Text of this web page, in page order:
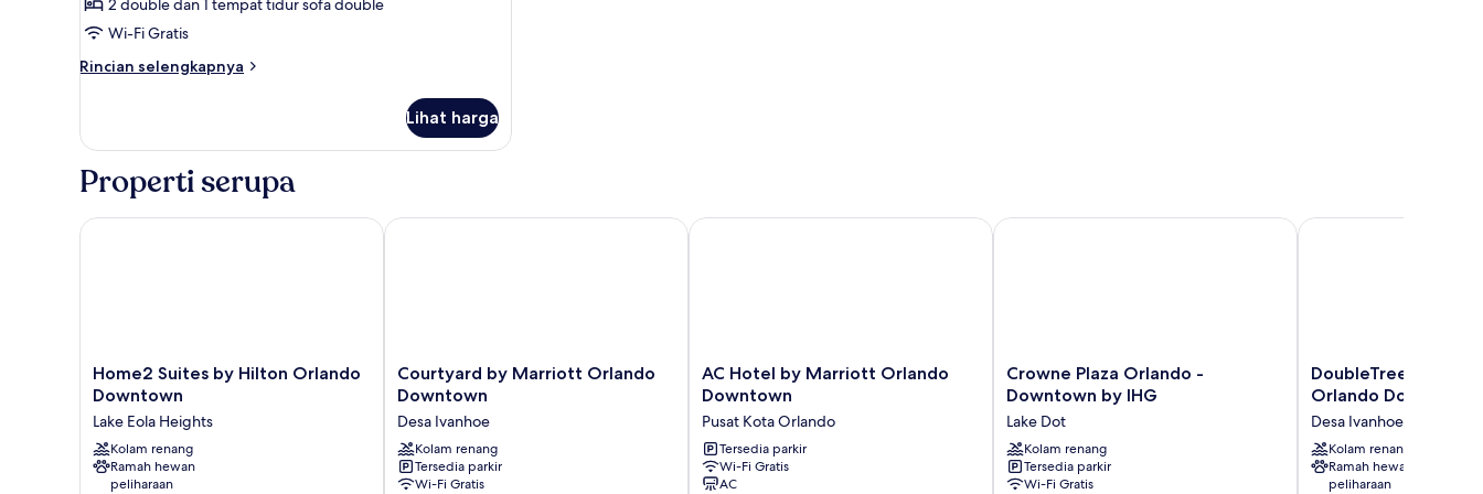
Tempat
Tidur
Double
Tempat
Tidur
Sofa
2 double dan 1 tempat tidur sofa double
Wi-Fi Gratis
Rincian selengkapnya
Rincian
Suite
Tempat
Double
Lihat harga
Properti serupa
Home2
Suites
Hilton
Orlando
Downtown
Lake
Home2 Suites by Hilton Orlando
Downtown
Lake Eola Heights
Kolam renang
Ramah hewan
peliharaan
Home2 Suites by Hilton Orlando Downtown
Courtyard
by
Orlando
Downtown
Desa
Ivanhoe
Courtyard by Marriott Orlando
Downtown
Desa Ivanhoe
Kolam renang
Tersedia parkir
Wi-Fi Gratis
Courtyard by Marriott Orlando Downtown
AC
Hotel
Marriott
Orlando
Downtown
Pusat
AC Hotel by Marriott Orlando
Downtown
Pusat Kota Orlando
Tersedia parkir
Wi-Fi Gratis
AC
AC Hotel by Marriott Orlando Downtown
Crowne
Plaza
-
Downtown
by
IHG
Crowne Plaza Orlando -
Downtown by IHG
Lake Dot
Kolam renang
Tersedia parkir
Wi-Fi Gratis
Crowne Plaza Orlando - Downtown by IHG
DoubleTree
by
Hotel
Orlando
Downtown
Desa
DoubleTree by
Orlando Downtown
Desa Ivanhoe
Kolam renang
Ramah hewan
peliharaan
DoubleTree by Hilton